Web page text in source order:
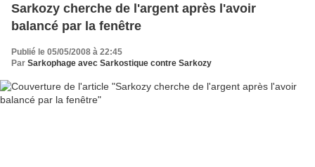
Sarkozy cherche de l'argent après l'avoir
balancé par la fenêtre
Publié le 05/05/2008 à 22:45
Par Sarkophage avec Sarkostique contre Sarkozy